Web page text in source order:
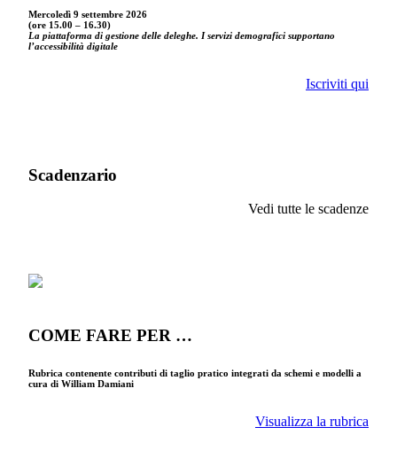
Mercoledì 9 settembre 2026
(ore 15.00 – 16.30)
La piattaforma di gestione delle deleghe. I servizi demografici supportano
l’accessibilità digitale
Iscriviti qui
Scadenzario
Vedi tutte le scadenze
COME FARE PER …
Rubrica contenente contributi di taglio pratico integrati da schemi e modelli a
cura di William Damiani
Visualizza la rubrica